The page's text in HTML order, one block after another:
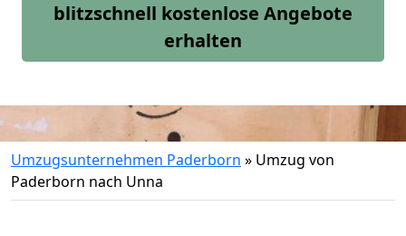
blitzschnell kostenlose Angebote
erhalten
Umzugsunternehmen Paderborn » Umzug von
Paderborn nach Unna